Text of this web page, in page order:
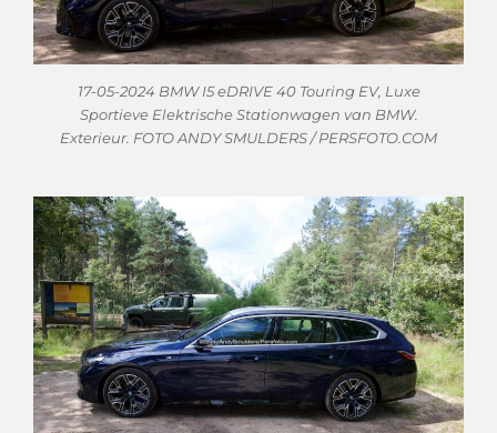
17-05-2024 BMW I5 eDRIVE 40 Touring EV, Luxe
Sportieve Elektrische Stationwagen van BMW.
Exterieur. FOTO ANDY SMULDERS / PERSFOTO.COM